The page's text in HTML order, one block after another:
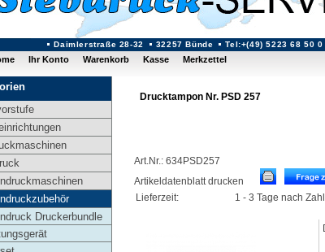
Daimlerstraße 28-32 32257 Bünde Tel:+(49) 5223 68 50 0
Ihr Konto Warenkorb Kasse Merkzettel
Druckerbundle
Drucktampon Nr. PSD 257
Art.Nr.: 634PSD257
Artikeldatenblatt drucken
Lieferzeit:
1 - 3 Tage nach